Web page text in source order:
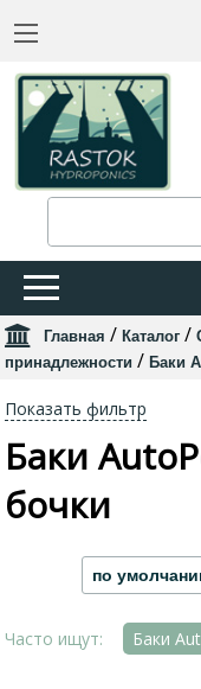
Главная / Каталог /
принадлежности / Баки
Показать фильтр
Баки
бочки
по
Часто ищут: Баки